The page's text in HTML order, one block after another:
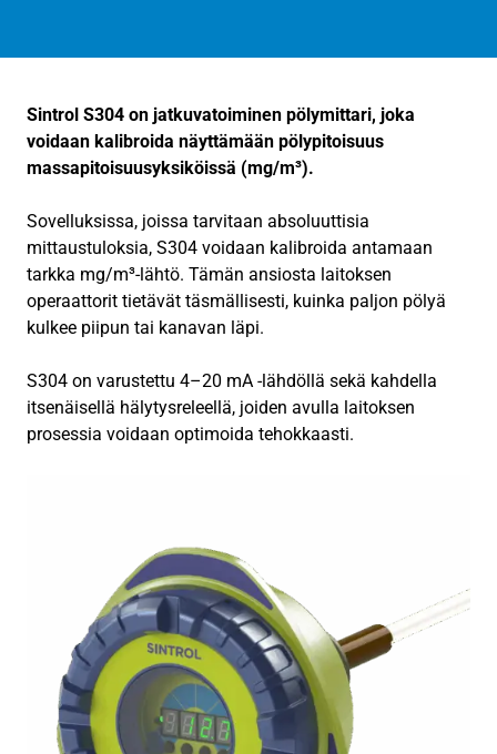
Sintrol S304 on jatkuvatoiminen pölymittari, joka
voidaan kalibroida näyttämään pölypitoisuus
massapitoisuusyksiköissä (mg/m³).
Sovelluksissa, joissa tarvitaan absoluuttisia
mittaustuloksia, S304 voidaan kalibroida antamaan
tarkka mg/m³-lähtö. Tämän ansiosta laitoksen
operaattorit tietävät täsmällisesti, kuinka paljon pölyä
kulkee piipun tai kanavan läpi.
S304 on varustettu 4–20 mA -lähdöllä sekä kahdella
itsenäisellä hälytysreleellä, joiden avulla laitoksen
prosessia voidaan optimoida tehokkaasti.